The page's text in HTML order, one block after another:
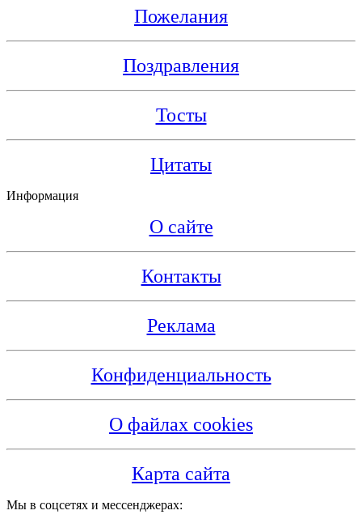
Пожелания
Поздравления
Тосты
Цитаты
Информация
О сайте
Контакты
Реклама
Конфиденциальность
О файлах cookies
Карта сайта
Мы в соцсетях и мессенджерах: